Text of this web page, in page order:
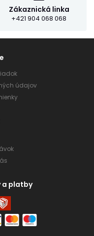
Zákaznická linka
+421 904 068 068
údajov
a platby